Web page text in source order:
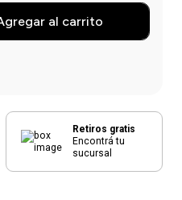
al carrito
Retiros gratis
Encontrá tu
sucursal